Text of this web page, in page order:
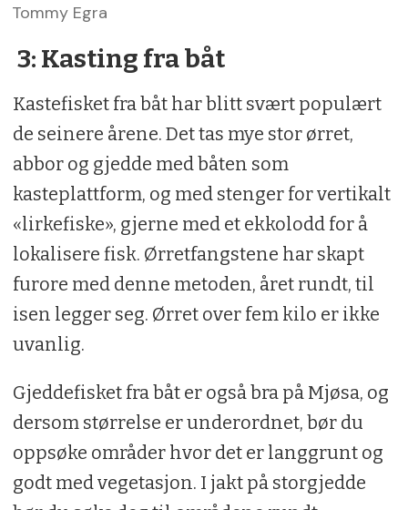
Tommy Egra
3: Kasting fra båt
Kastefisket fra båt har blitt svært populært
de seinere årene. Det tas mye stor ørret,
abbor og gjedde med båten som
kasteplattform, og med stenger for vertikalt
«lirkefiske», gjerne med et ekkolodd for å
lokalisere fisk. Ørretfangstene har skapt
furore med denne metoden, året rundt, til
isen legger seg. Ørret over fem kilo er ikke
uvanlig.
Gjeddefisket fra båt er også bra på Mjøsa, og
dersom størrelse er underordnet, bør du
oppsøke områder hvor det er langgrunt og
godt med vegetasjon. I jakt på storgjedde